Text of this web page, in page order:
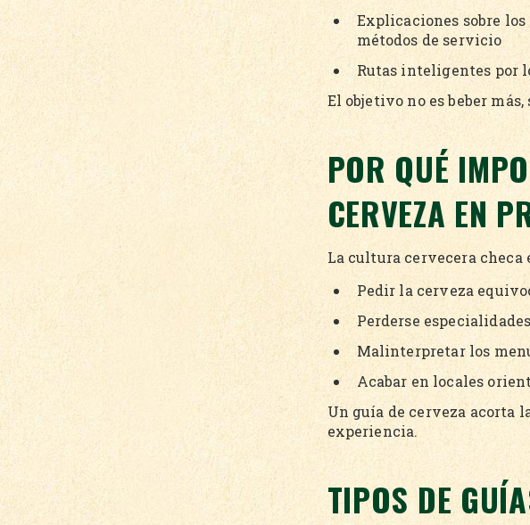
Explicaciones sobre los
métodos de servicio
Rutas inteligentes por
El objetivo no es beber
POR QUÉ
CERVEZA EN
La cultura cervecera
Pedir la cerveza
Perderse
Malinterpretar los
Acabar en locales
Un guía de cerveza acorta
experiencia.
TIPOS DE